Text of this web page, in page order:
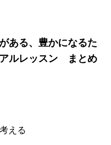
ある、豊かになるた
ルレッスン まとめ
える